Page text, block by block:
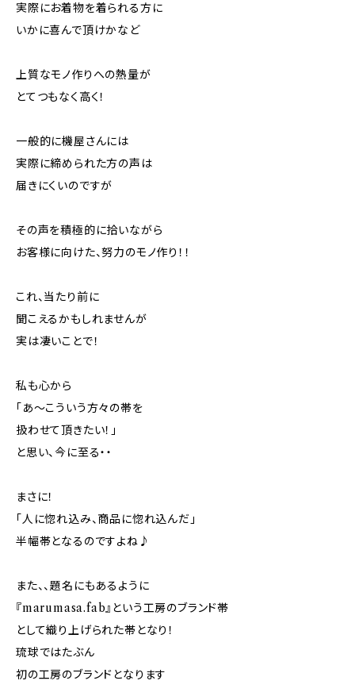
実際にお着物を着られる方に
いかに喜んで頂けかなど
上質なモノ作りへの熱量が
とてつもなく高く！
一般的に機屋さんには
実際に締められた方の声は
届きにくいのですが
その声を積極的に拾いながら
お客様に向けた、努力のモノ作り！！
これ、当たり前に
聞こえるかもしれませんが
実は凄いことで！
私も心から
「あ～こういう方々の帯を
扱わせて頂きたい！」
と思い、今に至る・・
まさに！
「人に惚れ込み、商品に惚れ込んだ」
半幅帯となるのですよね♪
また、、題名にもあるように
『marumasa.fab』という工房のブランド帯
として織り上げられた帯となり！
琉球ではたぶん
初の工房のブランドとなります